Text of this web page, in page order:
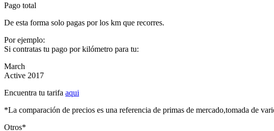
Pago total
De esta forma solo pagas por los km que recorres.
Por ejemplo:
Si contratas tu pago por kilómetro para tu:
March
Active 2017
Encuentra tu tarifa aqui
*La comparación de precios es una referencia de primas de mercado,tomada de
Otros*